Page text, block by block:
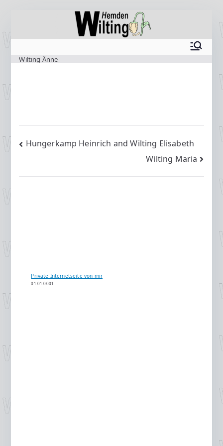
Inhalt
Wilting Änne
Beitragsnavigation
Hungerkamp Heinrich and Wilting Elisabeth
Wilting Maria
Private Internetseite von mir
01.01.0001